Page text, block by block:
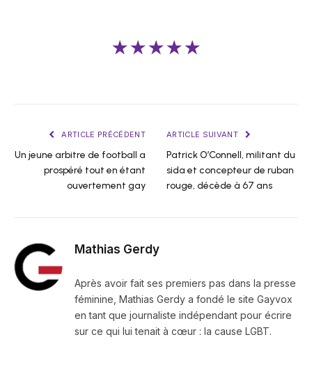
★★★★★
ARTICLE PRÉCÉDENT
Un jeune arbitre de football a
prospéré tout en étant
ouvertement gay
ARTICLE SUIVANT
Patrick O’Connell, militant du
sida et concepteur de ruban
rouge, décède à 67 ans
Mathias Gerdy
Après avoir fait ses premiers pas dans la presse
féminine, Mathias Gerdy a fondé le site Gayvox
en tant que journaliste indépendant pour écrire
sur ce qui lui tenait à cœur : la cause LGBT.